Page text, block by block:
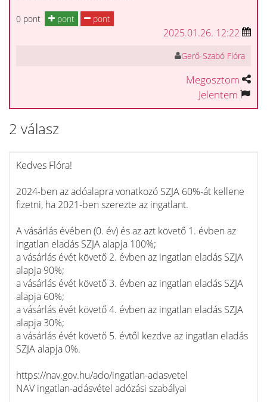
0 pont pont pont
2025.01.26. 12:22
Gerő-Szabó Flóra
Megosztom
Jelentem
2 válasz
Kedves Flóra!
2024-ben az adóalapra vonatkozó SZJA 60%-át kellene
fizetni, ha 2021-ben szerezte az ingatlant.
A vásárlás évében (0. év) és az azt követő 1. évben az
ingatlan eladás SZJA alapja 100%;
a vásárlás évét követő 2. évben az ingatlan eladás SZJA
alapja 90%;
a vásárlás évét követő 3. évben az ingatlan eladás SZJA
alapja 60%;
a vásárlás évét követő 4. évben az ingatlan eladás SZJA
alapja 30%;
a vásárlás évét követő 5. évtől kezdve az ingatlan eladás
SZJA alapja 0%.
https://nav.gov.hu/ado/ingatlan-adasvetel
NAV ingatlan-adásvétel adózási szabályai